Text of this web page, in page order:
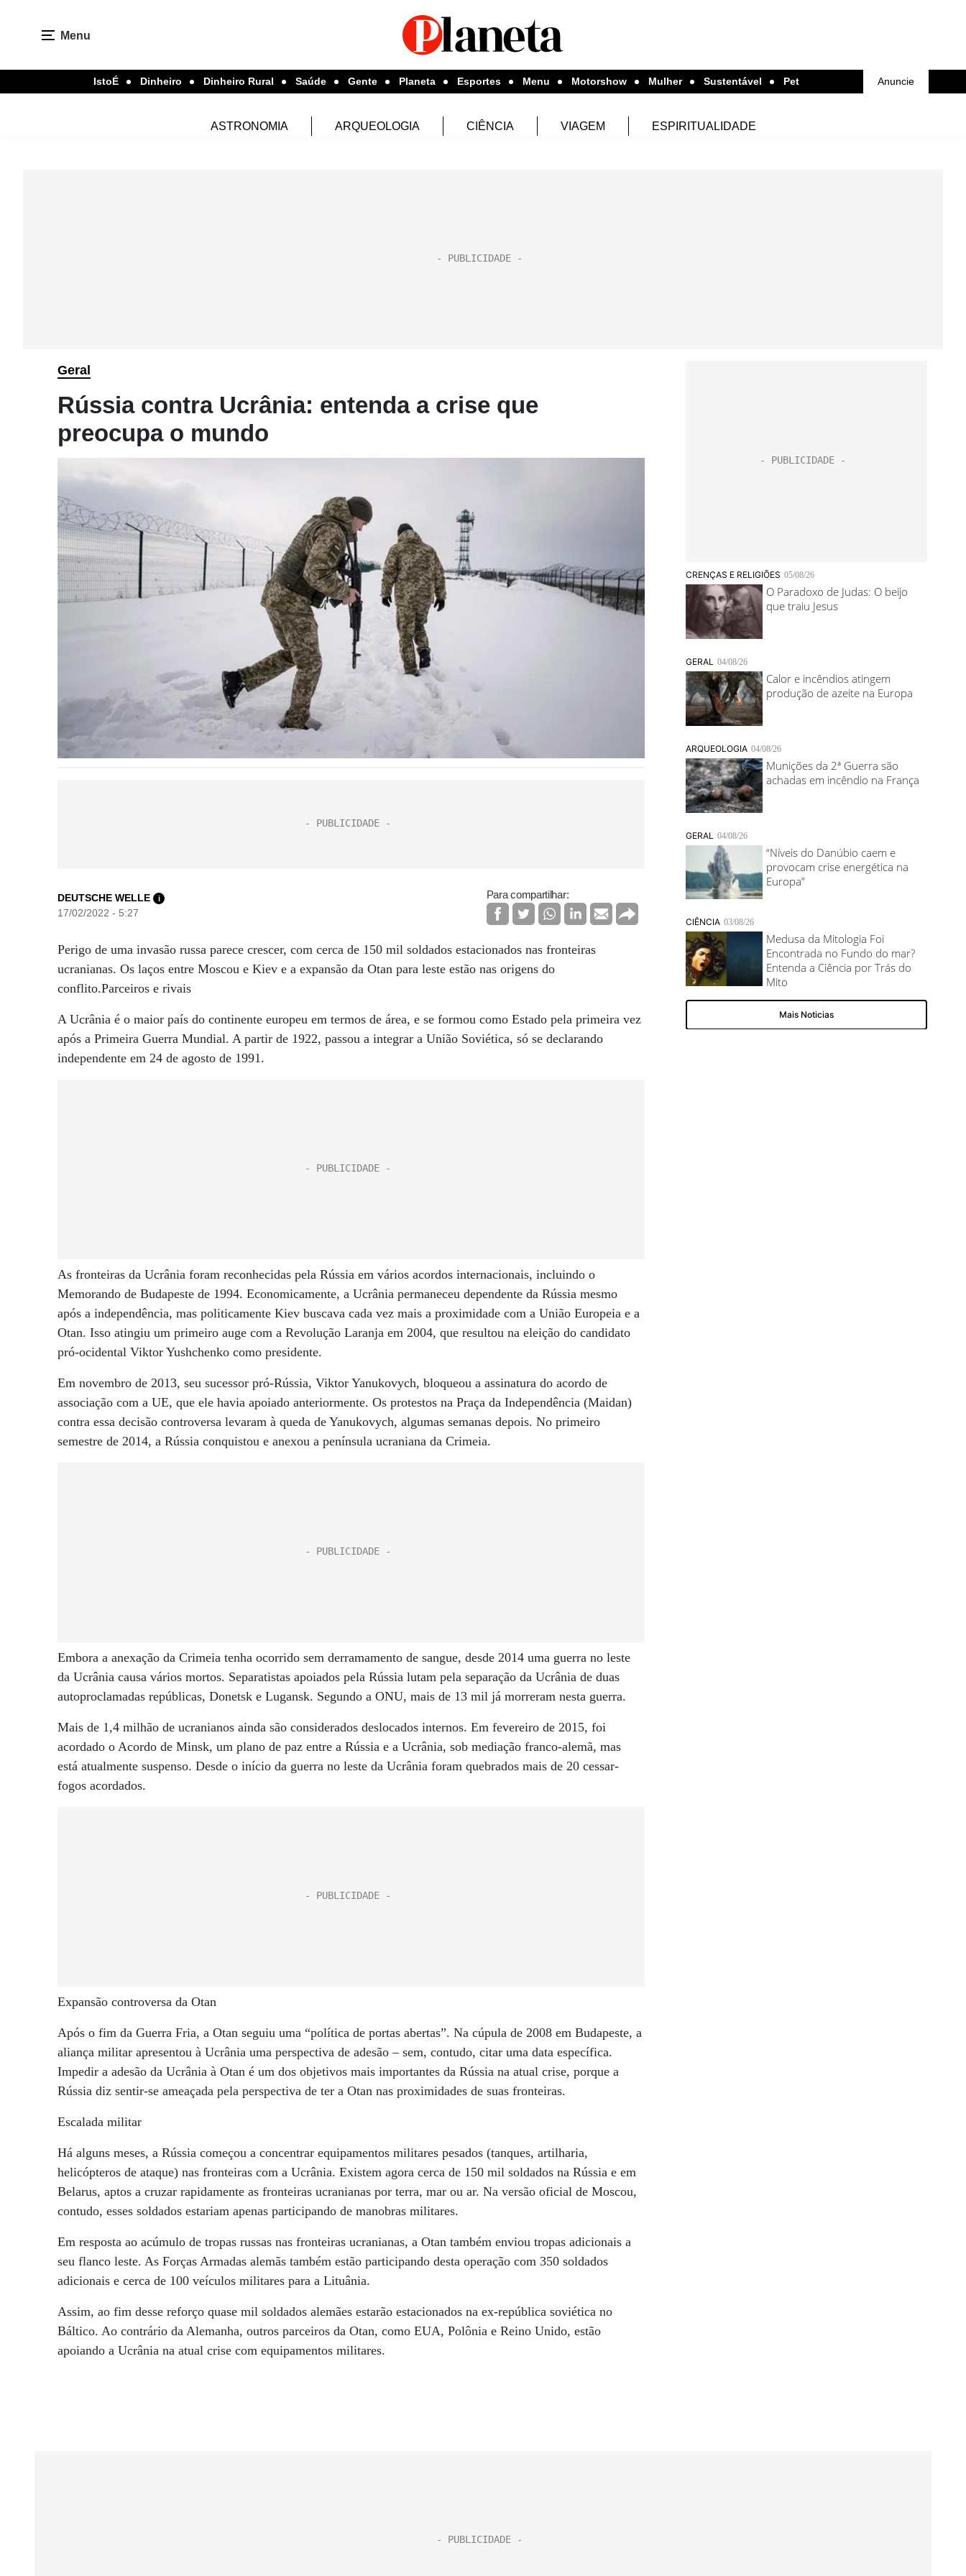
Menu
IstoÉ Dinheiro Dinheiro Rural Saúde Gente Planeta Esportes Menu Motorshow Mulher Sustentável Pet Anuncie
ASTRONOMIA ARQUEOLOGIA CIÊNCIA VIAGEM ESPIRITUALIDADE
Geral
Rússia contra Ucrânia: entenda a crise que
preocupa o mundo
DEUTSCHE WELLE i
17/02/2022 - 5:27
Para compartilhar:
Perigo de uma invasão russa parece crescer, com cerca de 150 mil soldados estacionados nas fronteiras
ucranianas. Os laços entre Moscou e Kiev e a expansão da Otan para leste estão nas origens do
conflito.Parceiros e rivais
A Ucrânia é o maior país do continente europeu em termos de área, e se formou como Estado pela primeira vez
após a Primeira Guerra Mundial. A partir de 1922, passou a integrar a União Soviética, só se declarando
independente em 24 de agosto de 1991.
As fronteiras da Ucrânia foram reconhecidas pela Rússia em vários acordos internacionais, incluindo o
Memorando de Budapeste de 1994. Economicamente, a Ucrânia permaneceu dependente da Rússia mesmo
após a independência, mas politicamente Kiev buscava cada vez mais a proximidade com a União Europeia e a
Otan. Isso atingiu um primeiro auge com a Revolução Laranja em 2004, que resultou na eleição do candidato
pró-ocidental Viktor Yushchenko como presidente.
Em novembro de 2013, seu sucessor pró-Rússia, Viktor Yanukovych, bloqueou a assinatura do acordo de
associação com a UE, que ele havia apoiado anteriormente. Os protestos na Praça da Independência (Maidan)
contra essa decisão controversa levaram à queda de Yanukovych, algumas semanas depois. No primeiro
semestre de 2014, a Rússia conquistou e anexou a península ucraniana da Crimeia.
Embora a anexação da Crimeia tenha ocorrido sem derramamento de sangue, desde 2014 uma guerra no leste
da Ucrânia causa vários mortos. Separatistas apoiados pela Rússia lutam pela separação da Ucrânia de duas
autoproclamadas repúblicas, Donetsk e Lugansk. Segundo a ONU, mais de 13 mil já morreram nesta guerra.
Mais de 1,4 milhão de ucranianos ainda são considerados deslocados internos. Em fevereiro de 2015, foi
acordado o Acordo de Minsk, um plano de paz entre a Rússia e a Ucrânia, sob mediação franco-alemã, mas
está atualmente suspenso. Desde o início da guerra no leste da Ucrânia foram quebrados mais de 20 cessar-
fogos acordados.
Expansão controversa da Otan
Após o fim da Guerra Fria, a Otan seguiu uma “política de portas abertas”. Na cúpula de 2008 em Budapeste, a
aliança militar apresentou à Ucrânia uma perspectiva de adesão – sem, contudo, citar uma data específica.
Impedir a adesão da Ucrânia à Otan é um dos objetivos mais importantes da Rússia na atual crise, porque a
Rússia diz sentir-se ameaçada pela perspectiva de ter a Otan nas proximidades de suas fronteiras.
Escalada militar
Há alguns meses, a Rússia começou a concentrar equipamentos militares pesados (tanques, artilharia,
helicópteros de ataque) nas fronteiras com a Ucrânia. Existem agora cerca de 150 mil soldados na Rússia e em
Belarus, aptos a cruzar rapidamente as fronteiras ucranianas por terra, mar ou ar. Na versão oficial de Moscou,
contudo, esses soldados estariam apenas participando de manobras militares.
Em resposta ao acúmulo de tropas russas nas fronteiras ucranianas, a Otan também enviou tropas adicionais a
seu flanco leste. As Forças Armadas alemãs também estão participando desta operação com 350 soldados
adicionais e cerca de 100 veículos militares para a Lituânia.
Assim, ao fim desse reforço quase mil soldados alemães estarão estacionados na ex-república soviética no
Báltico. Ao contrário da Alemanha, outros parceiros da Otan, como EUA, Polônia e Reino Unido, estão
apoiando a Ucrânia na atual crise com equipamentos militares.